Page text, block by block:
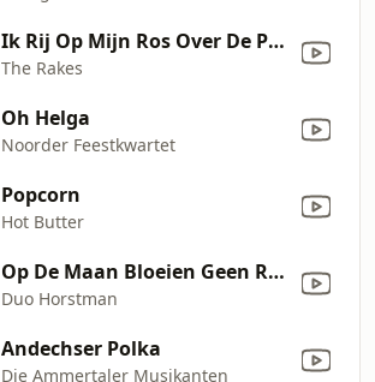
Ik Rij Op Mijn Ros Over De Prairie
The Rakes
Oh Helga
Noorder Feestkwartet
Popcorn
Hot Butter
Op De Maan Bloeien Geen Rozen
Duo Horstman
Andechser Polka
Die Ammertaler Musikanten